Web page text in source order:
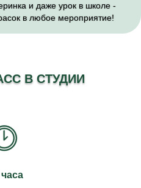
и даже урок в школе -
в любое мероприятие!
В СТУДИИ
часа